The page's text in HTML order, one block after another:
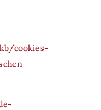
cookies-